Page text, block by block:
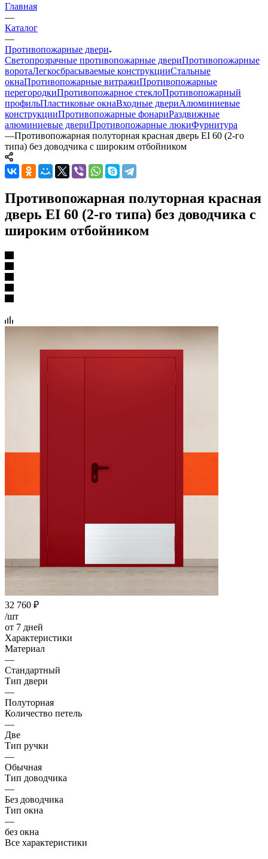
Главная
—
Каталог
—
Противопожарные двери
Светопрозрачные противопожарные двериПротивопожарные
воротаЛегкосбрасываемые конструкцииСтальные
окнаПротивопожарные витражиПротивопожарные
перегородкиПротивопожарное стеклоПротивопожарный
профильПластиковые окнаВходные двериАлюминиевые
конструкцииПротивопожарные фонариРаздвижные
алюминиевые двериПротивопожарные люкиФурнитура
—Противопожарная полуторная красная дверь EI 60 (2-го
типа) без доводчика с широким отбойником
Противопожарная полуторная красная
дверь EI 60 (2-го типа) без доводчика с
широким отбойником
32 760 ₽
/шт
от 7 дней
Характеристики
Материал
—
Стандартный
Тип двери
—
Полуторная
Количество петель
—
Две
Тип ручки
—
Обычная
Тип доводчика
—
Без доводчика
Тип окна
—
без окна
Все характеристики